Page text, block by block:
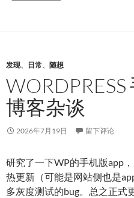
发现、 日常、 随想
博客杂谈
2026年7月19日 留下评论
研究了一下WP的手机版app
热更新（可能是网站侧也是
多灰度测试的bug。总之正式